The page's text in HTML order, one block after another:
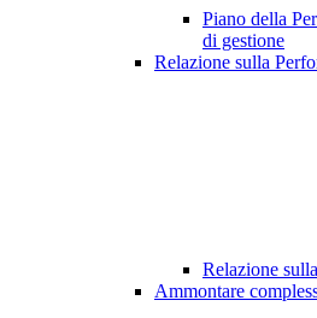
Piano della
di gestione
Relazione sulla
Relazione
Ammontare